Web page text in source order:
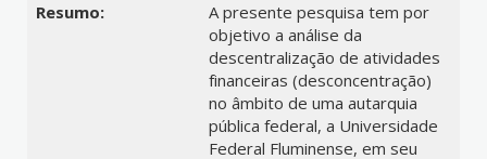
Resumo:
A presente pesquisa tem por
objetivo a análise da
descentralização de atividades
financeiras (desconcentração)
no âmbito de uma autarquia
pública federal, a Universidade
Federal Fluminense, em seu